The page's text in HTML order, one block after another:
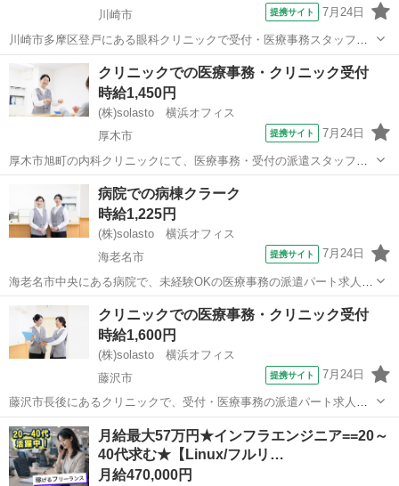
川崎市
提携サイト 7月24日
川崎市多摩区登戸にある眼科クリニックで受付・医療事務スタッフ募
集! 患者様の受付、会計対応、電話対応などをお任せします。 医療事
務経験が活かせる、紹介予定派遣の正社員求人募集です。 病院やクリ
ニックでの受付業務の経験があれ...
神奈川 川崎市 データ入力
クリニックでの医療事務・クリニック受付
時給1,450円
(株)solasto 横浜オフィス
厚木市
提携サイト 7月24日
厚木市旭町の内科クリニックにて、医療事務・受付の派遣スタッフを
募集しています。 お仕事は、窓口での患者さま受付・電話対応・会
計・レセプト・簡単な清掃など。 未経験からスタートOK! 一般事務や
営業事務などでの、PC操作経験や...
厚木市 データ入力
病院での病棟クラーク
時給1,225円
(株)solasto 横浜オフィス
海老名市
提携サイト 7月24日
海老名市中央にある病院で、未経験OKの医療事務の派遣パート求人で
す。 救命病棟での入院患者様の受入れ、患者様やご家族様への各種ご
案内、お見舞いに来られた方のご案内など、患者さま対応や事務をお
任せします。 未経験OK! 飲食...
神奈川 海老名市 データ入力
クリニックでの医療事務・クリニック受付
時給1,600円
(株)solasto 横浜オフィス
藤沢市
提携サイト 7月24日
藤沢市長後にあるクリニックで、受付・医療事務の派遣パート求人で
す。 糖尿病内科、内分泌内科、内科の診療を行うクリニックで、患者
様の受付や会計などの窓口対応と、診療情報のレセコン入力、レセプ
ト業務、院内清掃、電話対応などをお任...
神奈川 藤沢市 データ入力
月給最大57万円★インフラエンジニア==20～
40代求む★【Linux/フルリ…
月給470,000円